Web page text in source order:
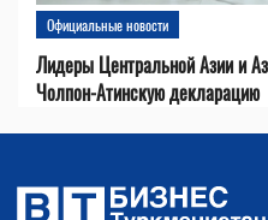
Официальные новости
Лидеры Центральной Азии и
Чолпон-Атинскую декларацию